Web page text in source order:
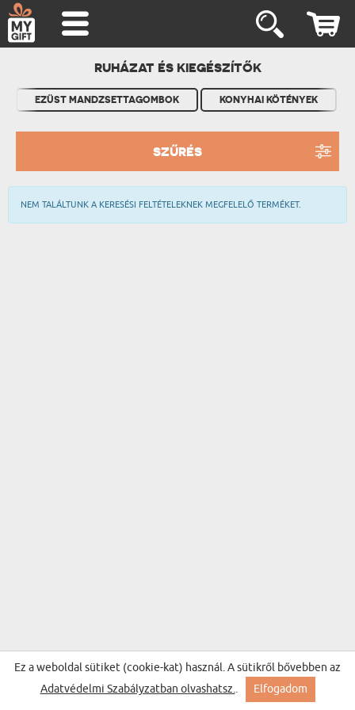
RUHÁZAT ÉS KIEGÉSZÍTŐK
EZÜST MANDZSETTAGOMBOK KONYHAI KÖTÉNYEK
SZŰRÉS
NEM TALÁLTUNK A KERESÉSI FELTÉTELEKNEK MEGFELELŐ TERMÉKET.
Ez a weboldal sütiket (cookie-kat) használ. A sütikről bővebben az
Adatvédelmi Szabályzatban olvashatsz.. Elfogadom